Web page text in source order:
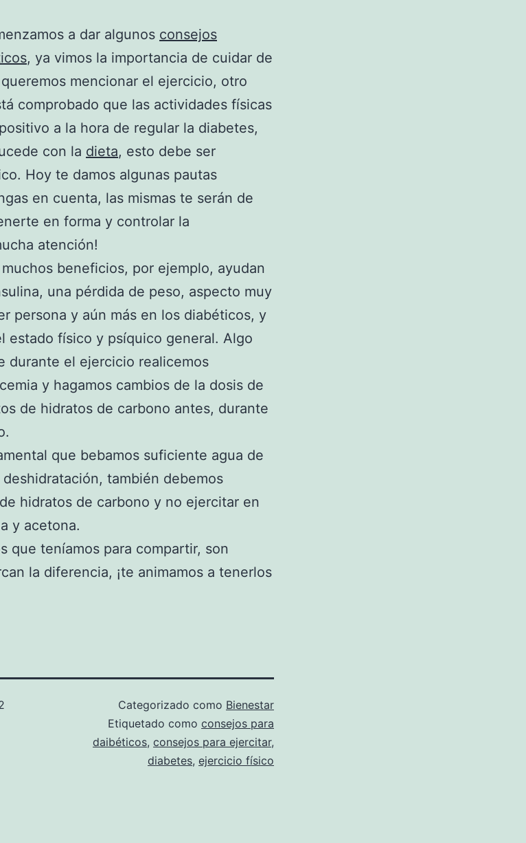
a dar algunos consejos
, ya vimos la importancia de cuidar de
mencionar el ejercicio, otro
comprobado que las actividades físicas
a la hora de regular la diabetes,
con la dieta, esto debe ser
Hoy te damos algunas pautas
en cuenta, las mismas te serán de
en forma y controlar la
atención!
beneficios, por ejemplo, ayudan
una pérdida de peso, aspecto muy
persona y aún más en los diabéticos, y
estado físico y psíquico general. Algo
durante el ejercicio realicemos
y hagamos cambios de la dosis de
de hidratos de carbono antes, durante
que bebamos suficiente agua de
también debemos
hidratos de carbono y no ejercitar en
y acetona.
que teníamos para compartir, son
la diferencia, ¡te animamos a tenerlos
Categorizado como Bienestar
Etiquetado como consejos para
daibéticos, consejos para ejercitar,
diabetes, ejercicio físico